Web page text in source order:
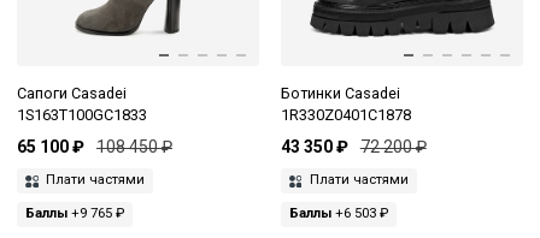
Сапоги Casadei
1S163T100GC1833
65 100 ₽ 108 450 ₽
Плати частями
Баллы +9 765 ₽
Ботинки Casadei
1R330Z0401C1878
43 350 ₽ 72 200 ₽
Плати частями
Баллы+6 503 ₽